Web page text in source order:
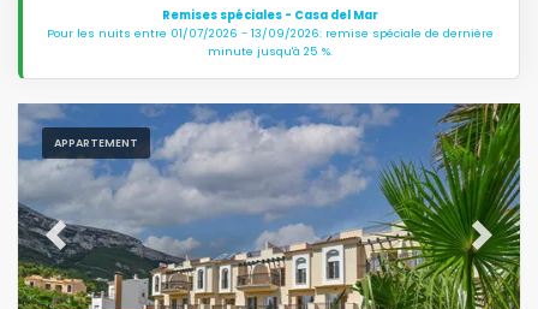
Remises spéciales - Casa del Mar
Pour les nuits entre 01/07/2026 - 13/09/2026: remise spéciale de dernière
minute jusqu'à 25 %.
APPARTEMENT
Previous Next